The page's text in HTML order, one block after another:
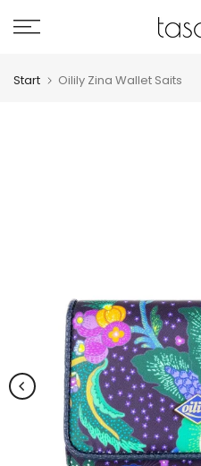
Zum
springen
Start Oilily Zina Wallet Saits